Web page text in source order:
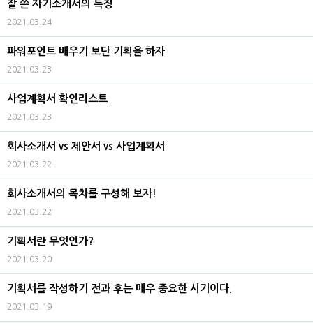
잘 쓴 자기소개서의 특징
2021.03.24
파워포인트 배우기 보단 기획을 하자
2021.03.23
사업계획서 확인리스트
2021.03.23
회사소개서 vs 제안서 vs 사업계획서
2021.03.22
회사소개서의 목차를 구성해 보자!
2021.03.22
기획서란 무엇인가?
2021.03.20
기획서를 작성하기 전과 후는 매우 중요한 시기이다.
2021.03.19